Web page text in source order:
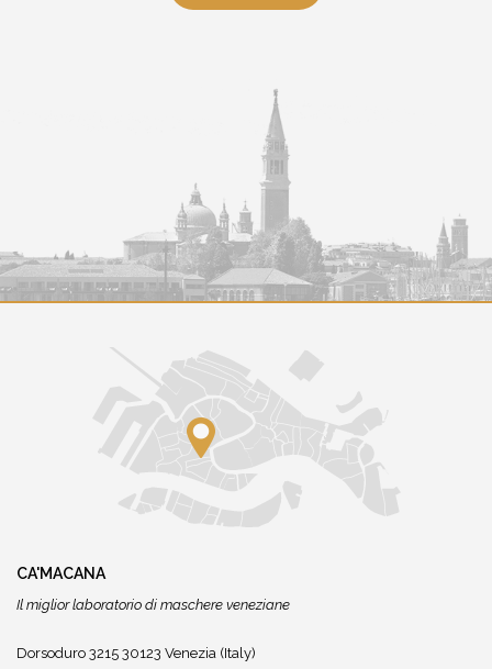
CA'MACANA
Il miglior laboratorio di maschere veneziane
Dorsoduro 3215 30123 Venezia (Italy)